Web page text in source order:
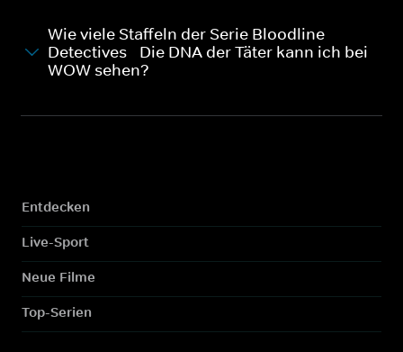
Wie viele Staffeln der Serie Bloodline
Detectives - Die DNA der Täter kann ich bei
WOW sehen?
Entdecken
Live-Sport
Neue Filme
Top-Serien